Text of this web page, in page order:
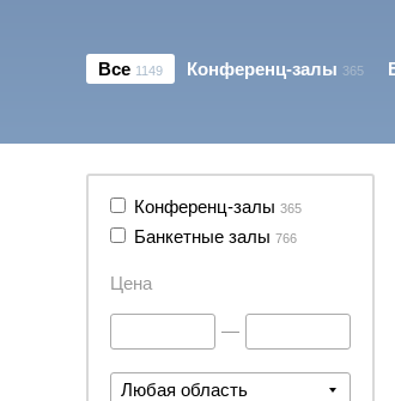
Все 1149 Конференц-залы 365
Конференц-залы 365
Банкетные залы 766
Цена
—
Любая область